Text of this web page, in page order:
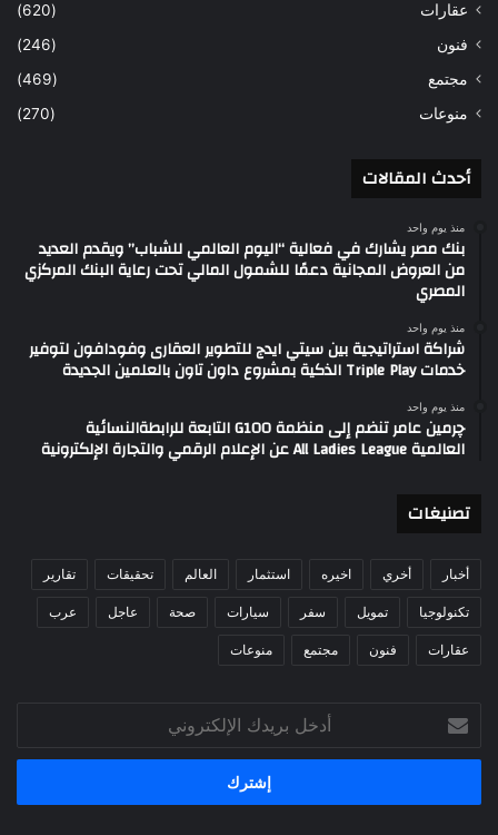
عقارات
(620)
فنون
(246)
مجتمع
(469)
منوعات
(270)
أحدث المقالات
منذ يوم واحد
بنك مصر يشارك في فعالية “اليوم العالمي للشباب” ويقدم العديد
من العروض المجانية دعمًا للشمول المالي تحت رعاية البنك المركزي
المصري
منذ يوم واحد
شراكة استراتيجية بين سيتي ايدج للتطوير العقارى وفودافون لتوفير
خدمات Triple Play الذكية بمشروع داون تاون بالعلمين الجديدة
منذ يوم واحد
چرمين عامر تنضم إلى منظمة G100 التابعة للرابطةالنسائية
العالمية All Ladies League عن الإعلام الرقمي والتجارة الإلكترونية
تصنيغات
أخبار أخري اخيره استثمار العالم تحقيقات تقارير
تكنولوجيا تمويل سفر سيارات صحة عاجل عرب
عقارات فنون مجتمع منوعات
بريدك
الإلكتروني